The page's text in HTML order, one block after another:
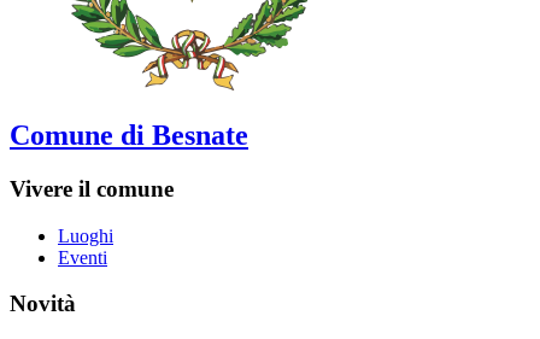
Comune di Besnate
Vivere il comune
Luoghi
Eventi
Novità